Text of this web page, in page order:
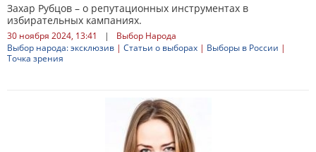
Захар Рубцов – о репутационных инструментах в
избирательных кампаниях.
30 ноября 2024, 13:41 |
Выбор Народа
Выбор народа: эксклюзив | Статьи о выборах | Выборы в России |
Точка зрения